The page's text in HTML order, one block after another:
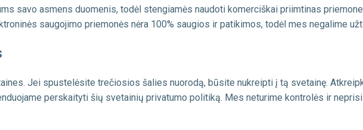
savo asmens duomenis, todėl stengiamės naudoti komerciškai priimtinas
saugojimo priemonės nėra 100% saugios ir patikimos, todėl mes negalime
Jei spustelėsite trečiosios šalies nuorodą, būsite nukreipti į tą svetainę.
perskaityti šių svetainių privatumo politiką. Mes neturime kontrolės ir